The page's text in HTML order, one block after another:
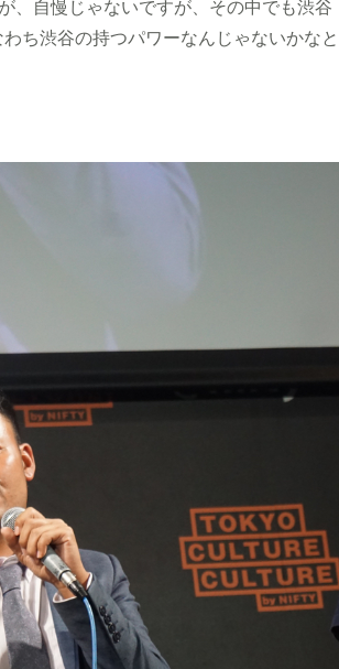
、自慢じゃないですが、その中でも渋谷
ち渋谷の持つパワーなんじゃないかなと